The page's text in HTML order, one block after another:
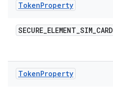
TokenProperty
SECURE_ELEMENT_SIM_CARD
TokenProperty